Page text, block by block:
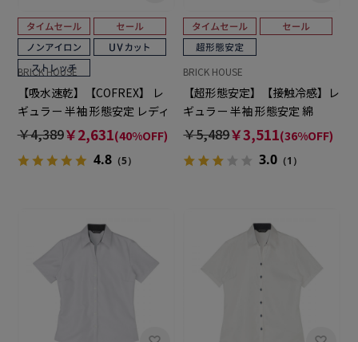
BRICK HOUSE
【吸水速乾】【COFREX】 レ
ギュラー 半袖 形態安定 レディ
ースシャツ
￥4,389￥2,631(40%OFF)
4.8（5）
BRICK HOUSE
【超形態安定】【接触冷感】レ
ギュラー 半袖 形態安定 綿
100% レディースシャツ
￥5,489￥3,511(36%OFF)
3.0 （1）